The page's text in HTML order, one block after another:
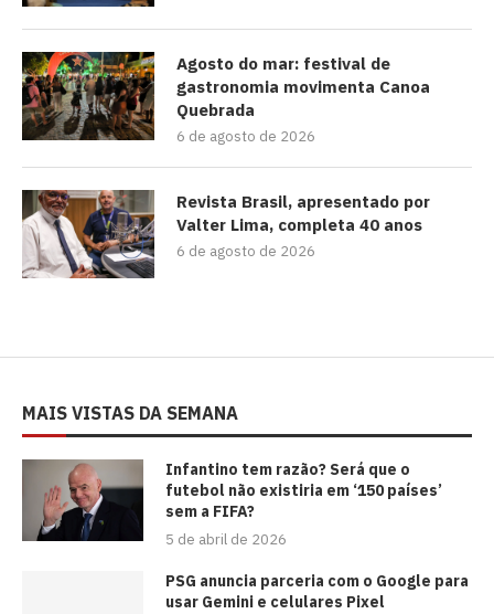
Agosto do mar: festival de
gastronomia movimenta Canoa
Quebrada
6 de agosto de 2026
Revista Brasil, apresentado por
Valter Lima, completa 40 anos
6 de agosto de 2026
MAIS VISTAS DA SEMANA
⁠Infantino tem razão? Será que o
futebol não existiria em ‘150 países’
sem a FIFA?
5 de abril de 2026
PSG anuncia parceria com o Google para
usar Gemini e celulares Pixel